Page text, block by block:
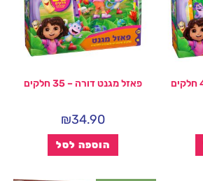
פאזל מגנט דורה – 35 חלקים
₪34.90
הוספה לסל